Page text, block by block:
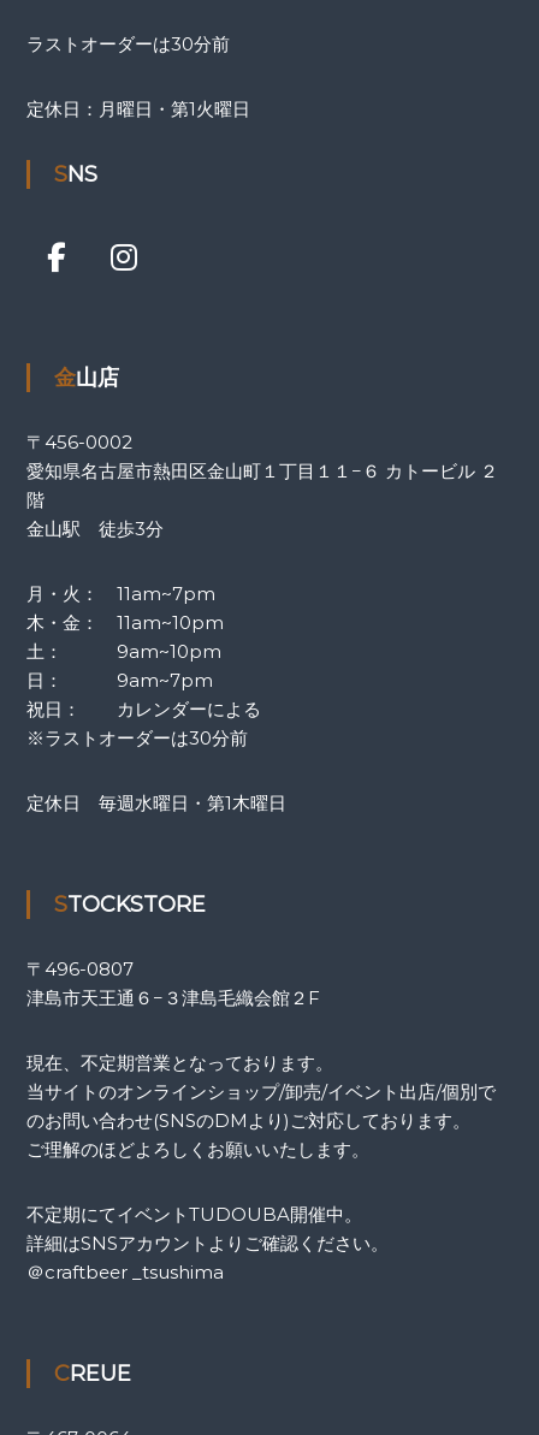
ラストオーダーは30分前
定休日：月曜日・第1火曜日
SNS
金山店
〒456-0002
愛知県名古屋市熱田区金山町１丁目１１−６ カトービル ２
階
金山駅 徒歩3分
月・火： 11am~7pm
木・金： 11am~10pm
土： 9am~10pm
日： 9am~7pm
祝日： カレンダーによる
※ラストオーダーは30分前
定休日 毎週水曜日・第1木曜日
STOCKSTORE
〒 496-0807
津島市天王通６−３津島毛織会館２F
現在、不定期営業となっております。
当サイトのオンラインショップ/卸売/イベント出店/個別で
のお問い合わせ(SNSのDMより)ご対応しております。
ご理解のほどよろしくお願いいたします。
不定期にてイベントTUDOUBA開催中。
詳細はSNSアカウントよりご確認ください。
＠craftbeer _tsushima
CREUE